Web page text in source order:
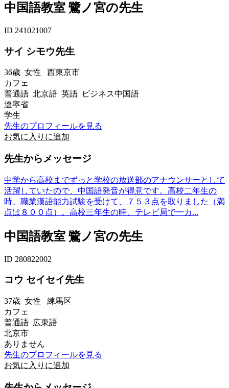
中国語教室 鷺ノ宮の先生
ID 241021007
サイ シモウ先生
36歳 女性 西東京市
カフェ
普通語 北京語 英語 ビジネス中国語
遼寧省
学生
先生のプロフィールを見る
お気に入りに追加
先生からメッセージ
中学から高校までずっと学校の放送部のアナウンサーとして
活躍していたので、中国語発音が得意です。高校二年生の
時、職業漢語能力試験を受けて、７５３点を取りました（満
点は８００点）。高校三年生の時、テレビ局で一カ...
中国語教室 鷺ノ宮の先生
ID 280822002
コウ セイセイ先生
37歳 女性 練馬区
カフェ
普通語 広東語
北京市
ありません
先生のプロフィールを見る
お気に入りに追加